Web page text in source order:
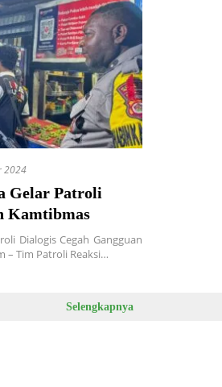
2024
Gelar Patroli
Kamtibmas
Dialogis Cegah Gangguan
– Tim Patroli Reaksi…
Selengkapnya